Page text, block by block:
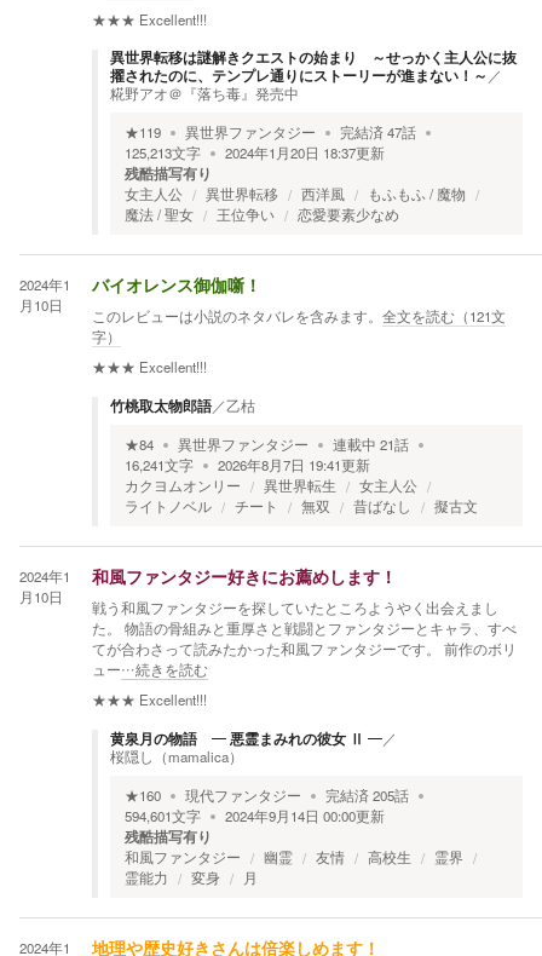
★★★ Excellent!!!
異世界転移は謎解きクエストの始まり ～せっかく主人公に抜
擢されたのに、テンプレ通りにストーリーが進まない！～ ／
糀野アオ＠『落ち毒』発売中
★119 異世界ファンタジー 完結済47話
125,213文字 2024年1月20日 18:37更新
残酷描写有り
女主人公 異世界転移 西洋風
もふもふ / 魔物
魔法 / 聖女
王位争い 恋愛要素少なめ
2024年1
月10日
バイオレンス御伽噺！
このレビューは小説のネタバレを含みます。 全文を読む（121文
字）
★★★ Excellent!!!
竹桃取太物郎語／乙枯
★84 異世界ファンタジー 連載中 21話
16,241文字 2026年8月7日 19:41更新
カクヨムオンリー
異世界転生
女主人公
ライトノベル
チート 無双 昔ばなし 擬古文
2024年1
月10日
和風ファンタジー好きにお薦めします！
戦う和風ファンタジーを探していたところようやく出会えまし
た。 物語の骨組みと重厚さと戦闘とファンタジーとキャラ、すべ
てが合わさって読みたかった和風ファンタジーです。 前作のボリ
ュー…続きを読む
★★★ Excellent!!!
黄泉月の物語 ― 悪霊まみれの彼女 Ⅱ ―／
桜隠し（mamalica）
★160 現代ファンタジー 完結済205話
594,601文字 2024年9月14日 00:00更新
残酷描写有り
和風ファンタジー 幽霊 友情 高校生
霊界
霊能力
変身 月
2024年1 地理や歴史好きさんは倍楽しめます！